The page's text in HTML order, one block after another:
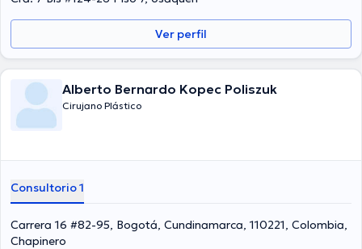
Ver perfil
Alberto Bernardo Kopec Poliszuk
Cirujano Plástico
Consultorio 1
Carrera 16 #82-95, Bogotá, Cundinamarca, 110221, Colombia,
Chapinero